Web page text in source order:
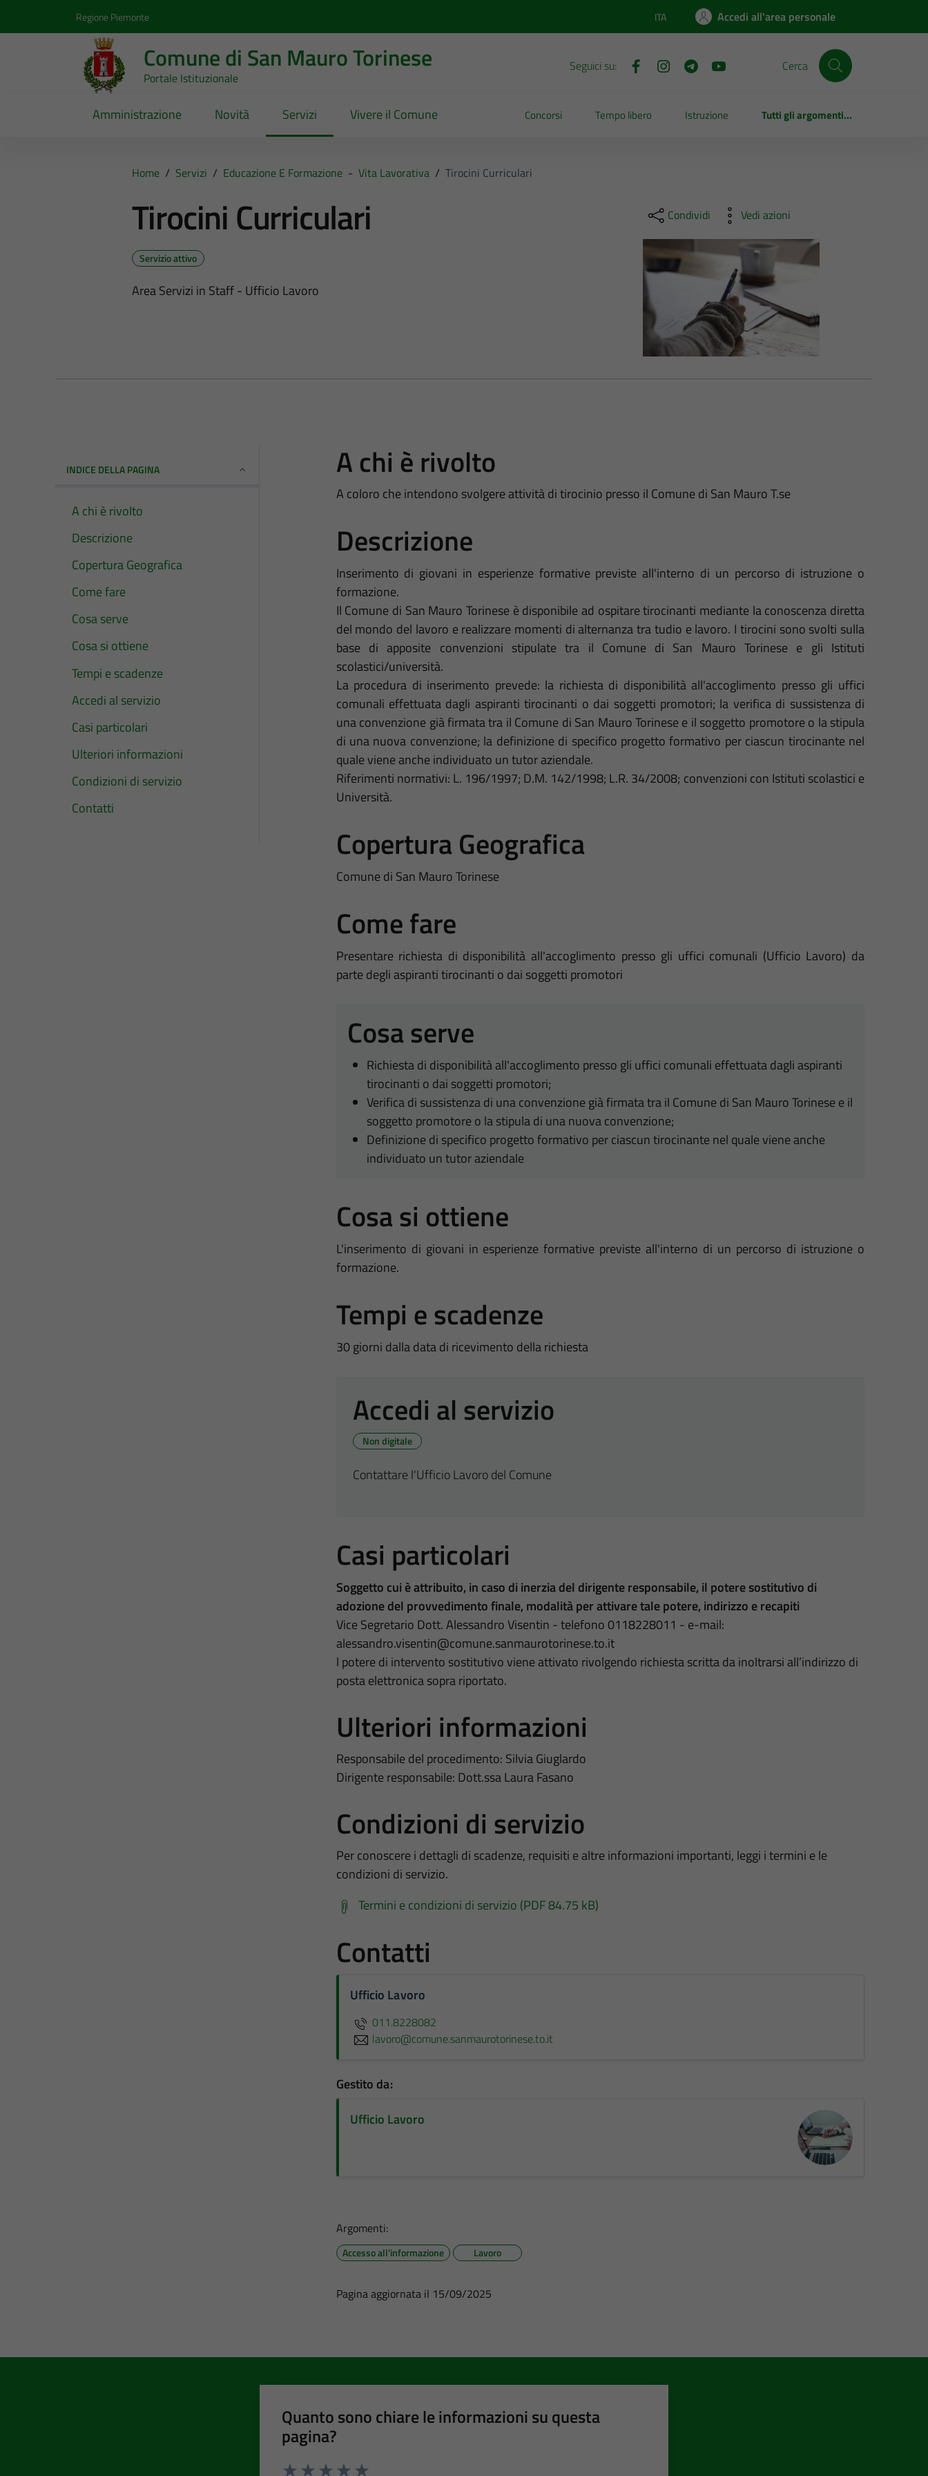
Regione Piemonte Lingua attiva:
ITA Accedi all'area personale
Comune di San Mauro Torinese
Portale Istituzionale
Seguici su: Cerca
Amministrazione Novità Servizi Vivere il Comune Concorsi Tempo libero Istruzione Tutti gli argomenti...
Home / Servizi / Educazione E Formazione - Vita Lavorativa / Tirocini Curriculari
Tirocini Curriculari
Servizio attivo
Area Servizi in Staff - Ufficio Lavoro
Condividi Vedi azioni
INDICE DELLA PAGINA
A chi è rivolto
Descrizione
Copertura Geografica
Come fare
Cosa serve
Cosa si ottiene
Tempi e scadenze
Accedi al servizio
Casi particolari
Ulteriori informazioni
Condizioni di servizio
Contatti
A chi è rivolto
A coloro che intendono svolgere attività di tirocinio presso il Comune di San Mauro T.se
Descrizione
Inserimento di giovani in esperienze formative previste all'interno di un percorso di istruzione o
formazione.
Il Comune di San Mauro Torinese è disponibile ad ospitare tirocinanti mediante la conoscenza diretta
del mondo del lavoro e realizzare momenti di alternanza tra tudio e lavoro. I tirocini sono svolti sulla
base di apposite convenzioni stipulate tra il Comune di San Mauro Torinese e gli Istituti
scolastici/università.
La procedura di inserimento prevede: la richiesta di disponibilità all'accoglimento presso gli uffici
comunali effettuata dagli aspiranti tirocinanti o dai soggetti promotori; la verifica di sussistenza di
una convenzione già firmata tra il Comune di San Mauro Torinese e il soggetto promotore o la stipula
di una nuova convenzione; la definizione di specifico progetto formativo per ciascun tirocinante nel
quale viene anche individuato un tutor aziendale.
Riferimenti normativi: L. 196/1997; D.M. 142/1998; L.R. 34/2008; convenzioni con Istituti scolastici e
Università.
Copertura Geografica
Comune di San Mauro Torinese
Come fare
Presentare richiesta di disponibilità all'accoglimento presso gli uffici comunali (Ufficio Lavoro) da
parte degli aspiranti tirocinanti o dai soggetti promotori
Cosa serve
Richiesta di disponibilità all'accoglimento presso gli uffici comunali effettuata dagli aspiranti
tirocinanti o dai soggetti promotori;
Verifica di sussistenza di una convenzione già firmata tra il Comune di San Mauro Torinese e il
soggetto promotore o la stipula di una nuova convenzione;
Definizione di specifico progetto formativo per ciascun tirocinante nel quale viene anche
individuato un tutor aziendale
Cosa si ottiene
L'inserimento di giovani in esperienze formative previste all'interno di un percorso di istruzione o
formazione.
Tempi e scadenze
30 giorni dalla data di ricevimento della richiesta
Accedi al servizio
Non digitale
Contattare l'Ufficio Lavoro del Comune
Casi particolari
Soggetto cui è attribuito, in caso di inerzia del dirigente responsabile, il potere sostitutivo di
adozione del provvedimento finale, modalità perattivare tale potere, indirizzo e recapiti
Vice Segretario Dott. Alessandro Visentin - telefono 0118228011 - e-mail:
alessandro.visentin@comune.sanmaurotorinese.to.it
l potere di intervento sostitutivo viene attivato rivolgendo richiesta scritta da inoltrarsi all’indirizzo di
posta elettronica sopra riportato.
Ulteriori informazioni
Responsabile del procedimento: Silvia Giuglardo
Dirigente responsabile: Dott.ssa Laura Fasano
Condizioni di servizio
Per conoscere i dettagli di scadenze, requisiti e altre informazioni importanti, leggi i termini e le
condizioni di servizio.
Termini e condizioni di servizio (PDF 84.75 kB)
Contatti
Ufficio Lavoro
011.8228082
lavoro@comune.sanmaurotorinese.to.it
Gestito da:
Ufficio Lavoro
Argomenti:
Accesso all'informazione Lavoro
Pagina aggiornata il 15/09/2025
Quanto sono chiare le informazioni su questa
pagina?